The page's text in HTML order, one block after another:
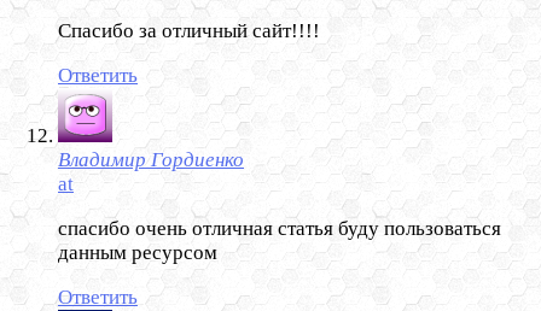
Спасибо за отличный сайт!!!!
Ответить
Владимир Гордиенко
at
спасибо очень отличная статья буду пользоваться
данным ресурсом
Ответить